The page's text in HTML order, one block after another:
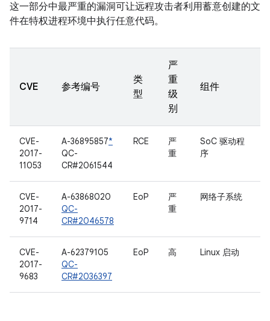
这一部分中最严重的漏洞可让远程攻击者利用蓄意创建的文
件在特权进程环境中执行任意代码。
CVE 参考编号
类
型
严
重
级
别
组件
CVE-
2017-
11053
A-36895857*
QC-
CR#2061544
RCE
严
重
SoC 驱动程
序
CVE-
2017-
9714
A-63868020
QC-
CR#2046578
EoP
严
重
网络子系统
CVE-
2017-
9683
A-62379105
QC-
CR#2036397
EoP 高 Linux 启动